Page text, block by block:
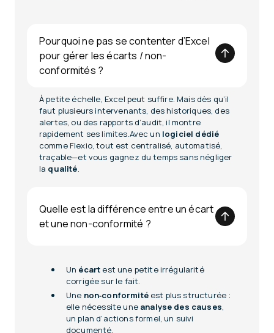
Pourquoi ne pas se contenter d’Excel
pour gérer les écarts / non-
conformités ?
À petite échelle, Excel peut suffire. Mais dès qu’il
faut plusieurs intervenants, des historiques, des
alertes, ou des rapports d’audit, il montre
rapidement ses limites.Avec un logiciel dédié
comme Flexio, tout est centralisé, automatisé,
traçable—et vous gagnez du temps sans négliger
la qualité.
Quelle est la différence entre un écart
et une non-conformité ?
Un écart est une petite irrégularité
corrigée sur le fait.
Une non‑conformitéest plus structurée :
elle nécessite une analyse des causes,
un plan d’actions formel, un suivi
documenté.